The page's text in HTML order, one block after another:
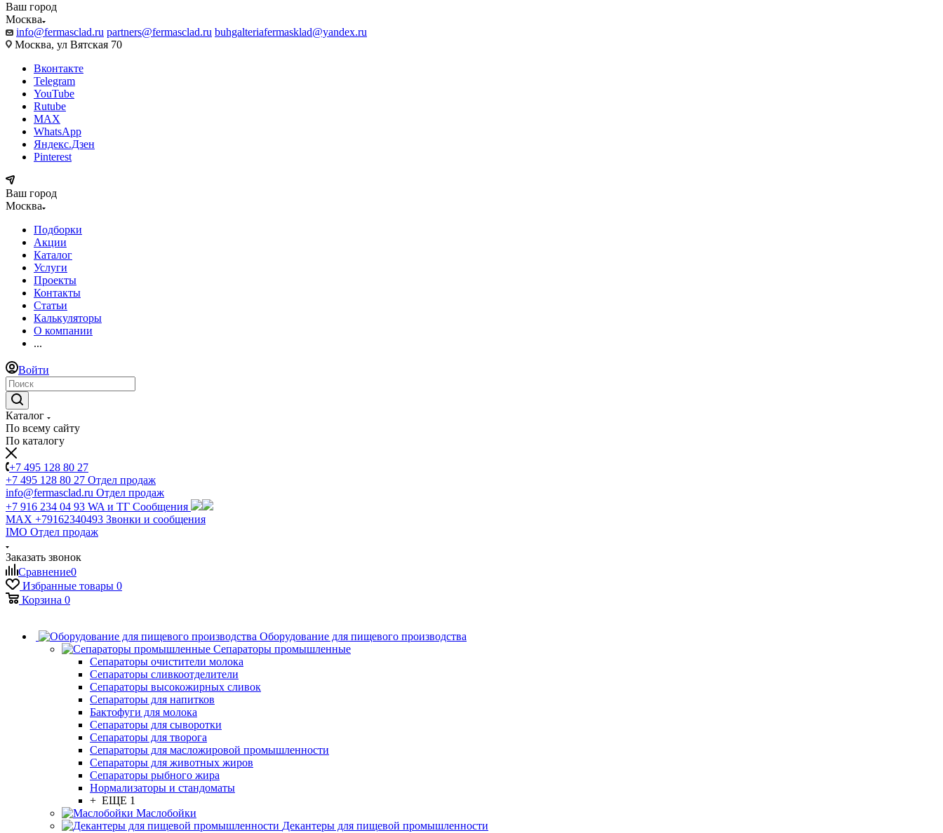
Ваш город
Москва
info@fermasclad.ru partners@fermasclad.ru buhgalteriafermasklad@yandex.ru
Москва, ул Вятская 70
Вконтакте
Telegram
YouTube
Rutube
MAX
WhatsApp
Яндекс.Дзен
Pinterest
Ваш город
Москва
Подборки
Акции
Каталог
Услуги
Проекты
Контакты
Статьи
Калькуляторы
О компании
...
Войти
Каталог
По всему сайту
По каталогу
+7 495 128 80 27
+7 495 128 80 27 Отдел продаж
info@fermasclad.ru Отдел продаж
+7 916 234 04 93 WA и ТГ Сообщения
MAX +79162340493 Звонки и сообщения
IMO Отдел продаж
Заказать звонок
Сравнение0
Избранные товары 0
Корзина 0
Оборудование для пищевого производства
Сепараторы промышленные
Сепараторы очистители молока
Сепараторы сливкоотделители
Сепараторы высокожирных сливок
Сепараторы для напитков
Бактофуги для молока
Сепараторы для сыворотки
Сепараторы для творога
Сепараторы для масложировой промышленности
Сепараторы для животных жиров
Сепараторы рыбного жира
Нормализаторы и стандоматы
+ ЕЩЕ 1
Маслобойки
Декантеры для пищевой промышленности